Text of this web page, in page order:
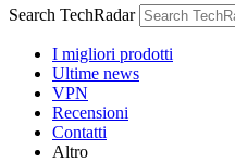
Search TechRadar
I migliori prodotti
Ultime news
VPN
Recensioni
Contatti
Altro